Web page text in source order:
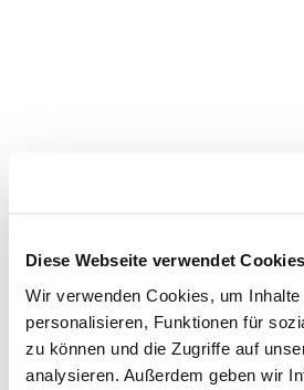
Diese Webseite verwendet Cookies
Wir verwenden Cookies, um
personalisieren, Funktionen für
zu können und die Zugriffe auf
analysieren. Außerdem geben wir
Dies könnte Sie auch